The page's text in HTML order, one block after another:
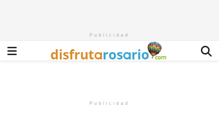
Publicidad
Publicidad